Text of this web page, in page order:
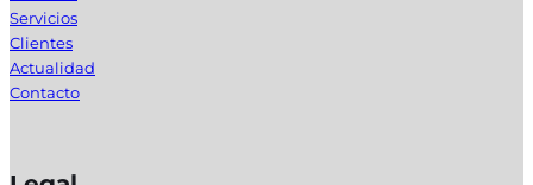
Servicios
Clientes
Actualidad
Contacto